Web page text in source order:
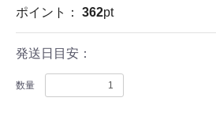
ポイント： 362pt
発送日目安：
数量